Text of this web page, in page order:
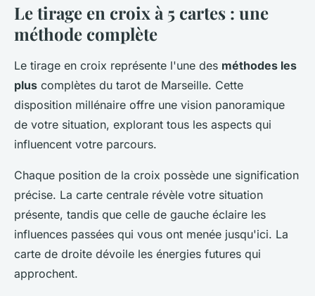
Le tirage en croix à 5 cartes : une
méthode complète
Le tirage en croix représente l'une des méthodes les
plus complètes du tarot de Marseille. Cette
disposition millénaire offre une vision panoramique
de votre situation, explorant tous les aspects qui
influencent votre parcours.
Chaque position de la croix possède une signification
précise. La carte centrale révèle votre situation
présente, tandis que celle de gauche éclaire les
influences passées qui vous ont menée jusqu'ici. La
carte de droite dévoile les énergies futures qui
approchent.